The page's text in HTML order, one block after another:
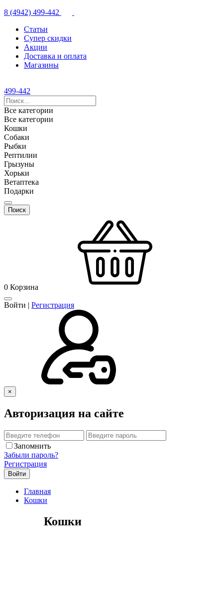
8 (4942) 499-442
Статьи
Супер скидки
Акции
Доставка и оплата
Магазины
499-442
Все категории
Все категории
Кошки
Собаки
Рыбки
Рептилии
Грызуны
Хорьки
Ветаптека
Подарки
0 Корзина
Войти | Регистрация
×
Авторизация на сайте
Запомнить
Забыли пароль?
Регистрация
Главная
Кошки
Кошки